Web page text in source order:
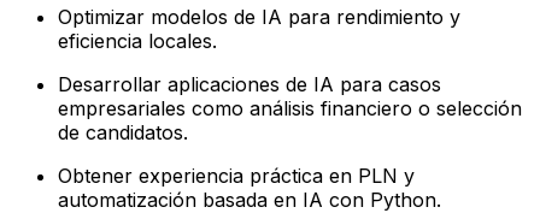
Optimizar modelos de IA para rendimiento y
eficiencia locales.
Desarrollar aplicaciones de IA para casos
empresariales como análisis financiero o selección
de candidatos.
Obtener experiencia práctica en PLN y
automatización basada en IA con Python.